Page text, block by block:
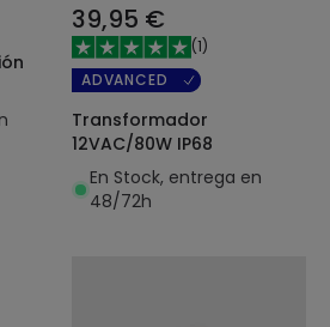
39,95 €
(1)
ADVANCED
Transformador
12VAC/80W IP68
En Stock, entrega en
48/72h